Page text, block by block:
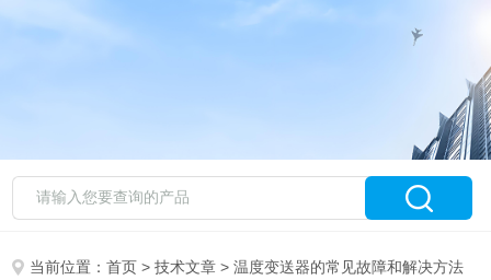
当前位置：首页 >技术文章 > 温度变送器的常见故障和解决方法